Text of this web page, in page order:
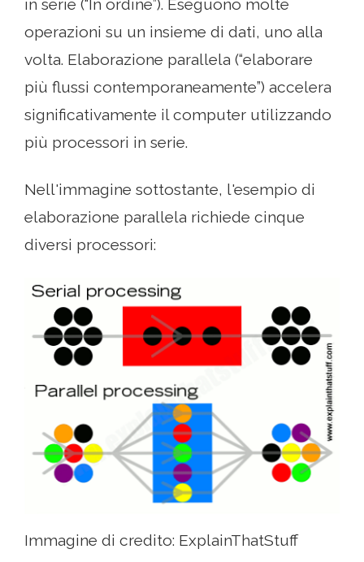
in serie (“In ordine”). Eseguono molte
operazioni su un insieme di dati, uno alla
volta. Elaborazione parallela (“elaborare
più flussi contemporaneamente”) accelera
significativamente il computer utilizzando
più processori in serie.
Nell'immagine sottostante, l'esempio di
elaborazione parallela richiede cinque
diversi processori:
Immagine di credito: ExplainThatStuff